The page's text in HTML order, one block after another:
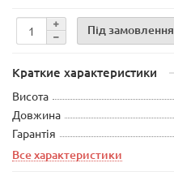
Під замовлення
Краткие характеристики
Висота
Довжина
Гарантія
Все характеристики